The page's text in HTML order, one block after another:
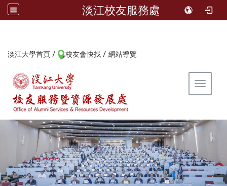
淡江校友服務處
淡江大學首頁 / 校友會快找 / 網站導覽
Toggle